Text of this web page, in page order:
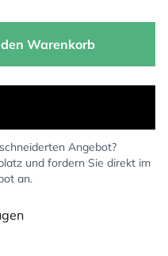
Warenkorb
Angebot?
und fordern Sie direkt im
an.